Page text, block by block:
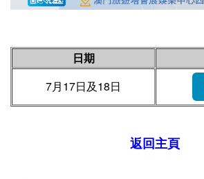
日期
7月17日及18日
返回主頁